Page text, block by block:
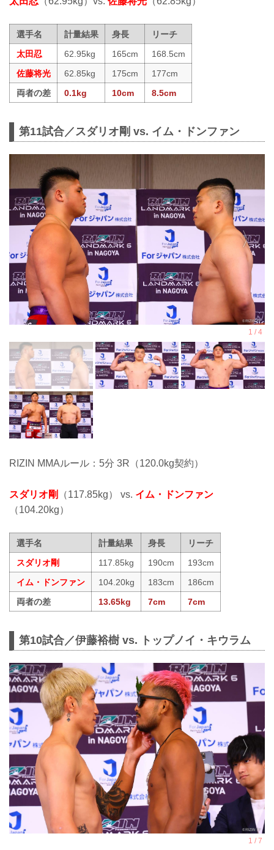
選手名 計量結果 身長
リーチ
太田忍
62.95kg 165cm
168.5cm
佐藤将光
62.85kg 175cm
177cm
両者の差
0.1kg 10cm 8.5cm
第11試合／スダリオ剛 vs. イム・ドンファン
RIZIN MMAルール：5分 3R（120.0kg契約）
スダリオ剛 （117.85kg） vs. イム・ドンファン
（104.20kg）
選手名 計量結果 身長
リーチ
スダリオ剛
117.85kg 190cm
193cm
イム・ドンファン
104.20kg 183cm
186cm
両者の差
13.65kg 7cm 7cm
第10試合／伊藤裕樹 vs. トップノイ・キウラム